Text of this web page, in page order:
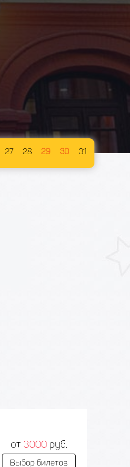
27 28 29 30 31
от 3000руб.
Выбор билетов